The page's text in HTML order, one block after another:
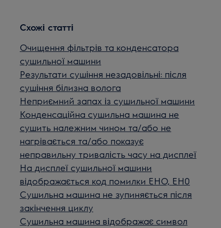
Схожі статті
Очищення фільтрів та конденсатора
сушильної машини
Результати сушіння незадовільні: після
сушіння білизна волога
Неприємний запах із сушильної машини
Конденсаційна сушильна машина не
сушить належним чином та/або не
нагрівається та/або показує
неправильну тривалість часу на дисплеї
На дисплеї сушильної машини
відображається код помилки EHO, EH0
Сушильна машина не зупиняється після
закінчення циклу
Сушильна машина відображає символ